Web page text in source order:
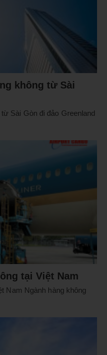
không từ Sài
Sài Gòn đi đảo Greenland
tại Việt Nam
Nam Ngành hàng không